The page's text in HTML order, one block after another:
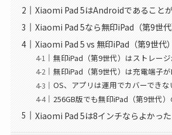
Xiaomi Pad 5はAndroidであること
Xiaomi Pad 5なら無印iPad（第9世
Xiaomi Pad 5 vs 無印iPad（第9世代）
無印iPad（第9世代）はストレージ
無印iPad（第9世代）は充電端子
OS、アプリは運用でカバーできな
256GB版でも無印iPad（第9世代
Xiaomi Pad 5は8インチならよかった